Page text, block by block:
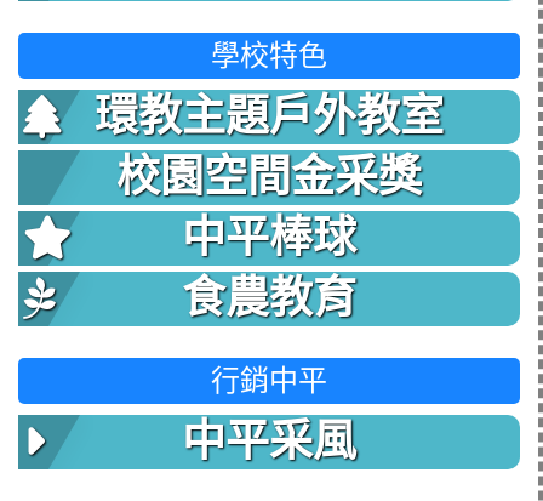
學校特色
環教主題戶外教室
校園空間金采獎
中平棒球
食農教育
行銷中平
中平采風